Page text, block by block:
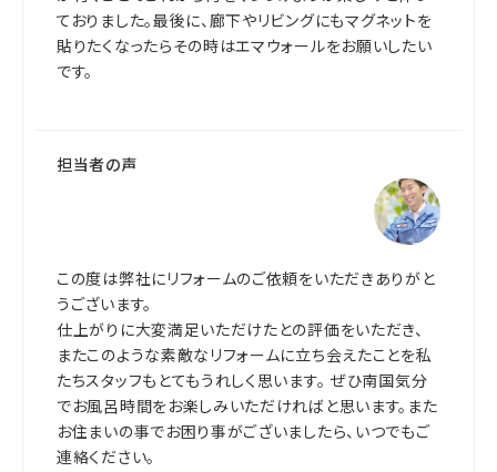
ておりました。最後に、廊下やリビングにもマグネットを
貼りたくなったらその時はエマウォールをお願いしたい
です。
担当者の声
この度は弊社にリフォームのご依頼をいただきありがと
うございます。
仕上がりに大変満足いただけたとの評価をいただき、
またこのような素敵なリフォームに立ち会えたことを私
たちスタッフもとてもうれしく思います。 ぜひ南国気分
でお風呂時間をお楽しみいただければと思います。また
お住まいの事でお困り事がございましたら、いつでもご
連絡ください。